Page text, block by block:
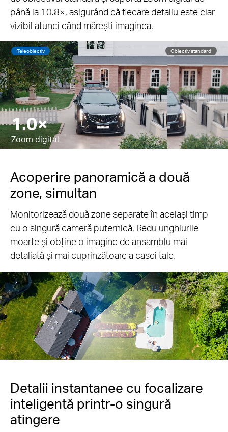
până la 10.8×, asigurând că fiecare detaliu este clar
vizibil atunci când mărești imaginea.
Pause
Pauză
Teleobiectiv
10.8×
Zoom digital
Obiectiv standard
Acoperire panoramică a două
zone, simultan
Monitorizează două zone separate în același timp
cu o singură cameră puternică. Redu unghiurile
moarte și obține o imagine de ansamblu mai
detaliată și mai cuprinzătoare a casei tale.
Pause
Pauză
Detalii instantanee cu focalizare
inteligentă printr-o singură
atingere